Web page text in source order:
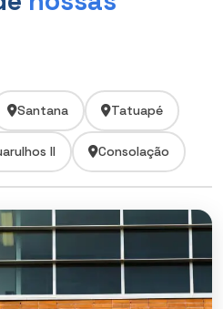
Santana Tatuapé
II Consolação